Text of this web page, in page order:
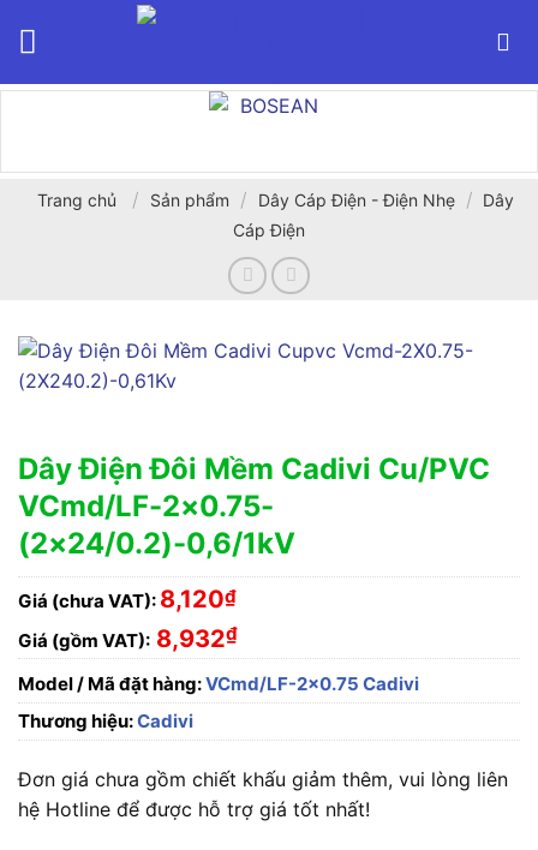
Trang chủ / Sản phẩm / Dây Cáp Điện - Điện Nhẹ / Dây
Cáp Điện
Dây Điện Đôi Mềm Cadivi Cu/PVC
VCmd/LF-2×0.75-
(2×24/0.2)-0,6/1kV
Giá (chưa VAT): 8,120₫
Giá (gồm VAT): 8,932₫
Model / Mã đặt hàng:VCmd/LF-2x0.75 Cadivi
Thương hiệu:Cadivi
Đơn giá chưa gồm chiết khấu giảm thêm, vui lòng liên
hệ Hotline để được hỗ trợ giá tốt nhất!